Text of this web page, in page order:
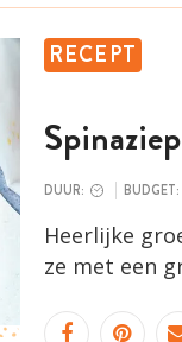
RECEPT
DUUR: BUDGET:
Heerlijke
ze met een